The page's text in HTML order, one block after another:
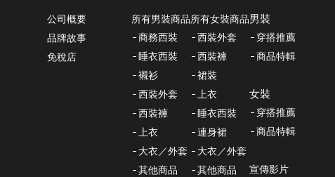
公司概要
品牌故事
免稅店
所有男裝商品
商務西裝
睡衣西裝
襯衫
西裝外套
西裝褲
上衣
大衣／外套
其他商品
所有女裝商品
西裝外套
西裝褲
裙裝
上衣
睡衣西裝
連身裙
大衣／外套
其他商品
男裝
穿搭推薦
商品特輯
女裝
穿搭推薦
商品特輯
宣傳影片